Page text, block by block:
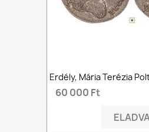
Erdély, Mária Terézia
60 000 Ft